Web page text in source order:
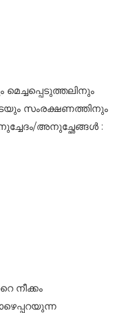
സംരക്ഷണത്തിനും
അനുച്ഛേങ്ങള്‍ :
നീക്കം